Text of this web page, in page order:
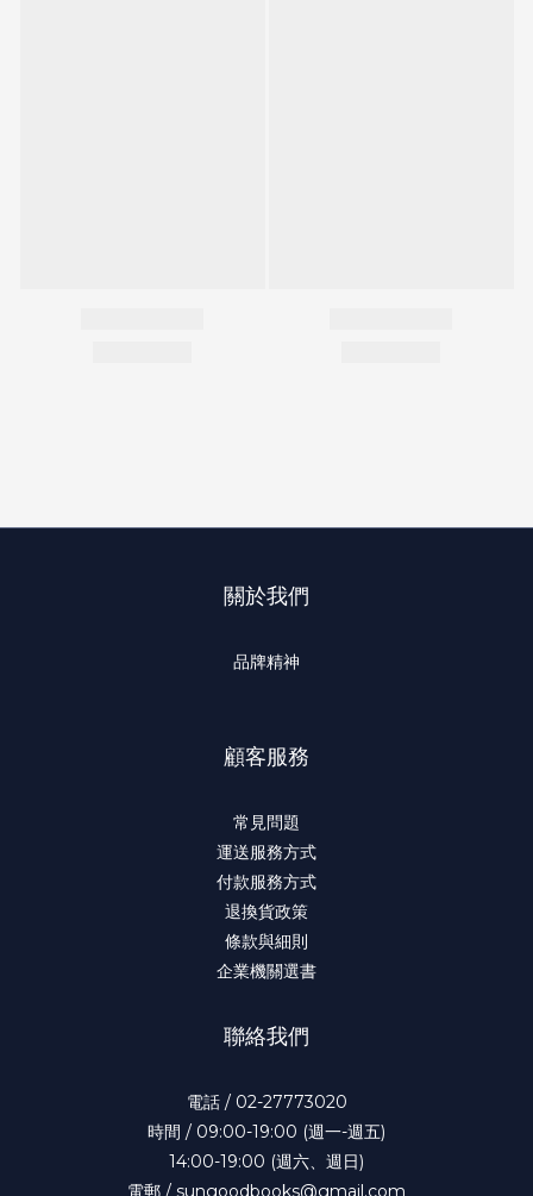
關於我們
品牌精神
顧客服務
常見問題
運送服務方式
付款服務方式
退換貨政策
條款與細則
企業機關選書
聯絡我們
電話 / 02-27773020
時間 / 09:00-19:00 (週一-週五)
14:00-19:00 (週六、週日)